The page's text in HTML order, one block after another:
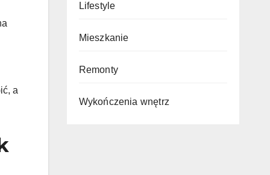
a
Lifestyle
Mieszkanie
Remonty
Wykończenia wnętrz